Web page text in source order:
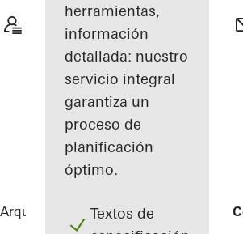
herramientas,
información
detallada: nuestro
servicio integral
garantiza un
proceso de
planificación
óptimo.
Textos de
Arquitectos ReferenciasBronx Library